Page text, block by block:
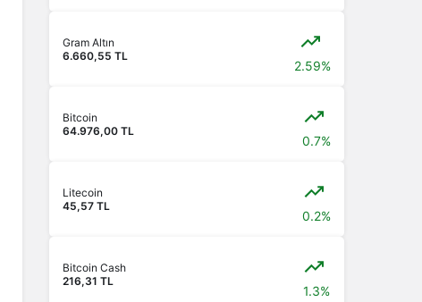
Gram Altın
6.660,55 TL
2.59%
Bitcoin
64.976,00 TL
0.7%
Litecoin
45,57 TL
0.2%
Bitcoin Cash
216,31 TL
1.3%